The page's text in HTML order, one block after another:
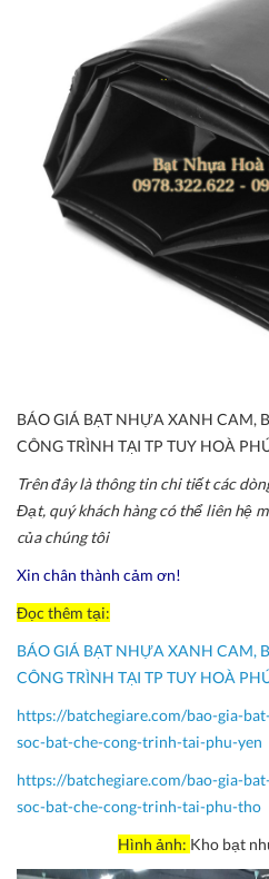
BÁO GIÁ BẠT NHỰA XANH CAM,
CÔNG TRÌNH TẠI TP TUY HOÀ
Trên đây là thông tin chi tiết các
Đạt, quý khách hàng có thể liên hệ
của chúng tôi
Xin chân thành cảm ơn!
Đọc thêm tại:
BÁO GIÁ BẠT NHỰA XANH CAM,
CÔNG TRÌNH TẠI TP TUY HOÀ
https://batchegiare.com/bao-gia-
soc-bat-che-cong-trinh-tai-phu-yen
https://batchegiare.com/bao-gia-
soc-bat-che-cong-trinh-tai-phu-tho
Hình ảnh: Kho bạt